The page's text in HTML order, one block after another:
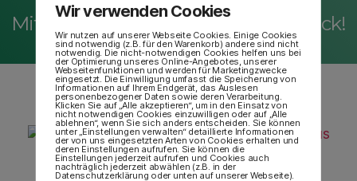
Mit uns habt ihr dieZukunft im Blick!
Wir verwenden Cookies
Wir nutzen auf unserer Webseite Cookies. Einige Cookies
sind notwendig (z.B. für den Warenkorb) andere sind nicht
notwendig. Die nicht-notwendigen Cookies helfen uns bei
der Optimierung unseres Online-Angebotes, unserer
Webseitenfunktionen und werden für Marketingzwecke
eingesetzt. Die Einwilligung umfasst die Speicherung von
Informationen auf Ihrem Endgerät, das Auslesen
personenbezogener Daten sowie deren Verarbeitung.
Klicken Sie auf „Alle akzeptieren“, um in den Einsatz von
nicht notwendigen Cookies einzuwilligen oder auf „Alle
ablehnen“, wenn Sie sich anders entscheiden. Sie können
unter „Einstellungen verwalten“ detaillierte Informationen
der von uns eingesetzten Arten von Cookies erhalten und
deren Einstellungen aufrufen. Sie können die
Einstellungen jederzeit aufrufen und Cookies auch
nachträglich jederzeit abwählen (z.B. in der
Datenschutzerklärung oder unten auf unserer Webseite).